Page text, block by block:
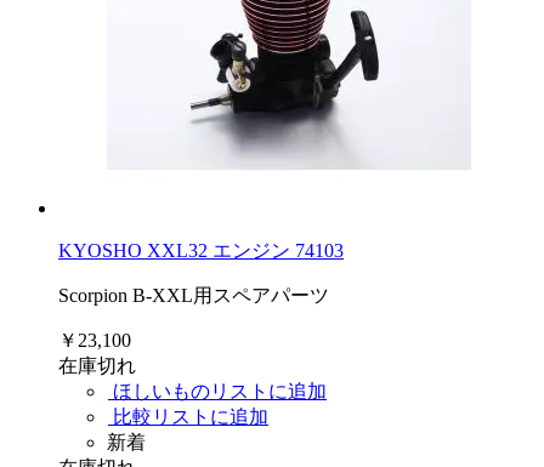
KYOSHO XXL32 エンジン 74103
Scorpion B-XXL用スペアパーツ
￥23,100
在庫切れ
ほしいものリストに追加
比較リストに追加
新着